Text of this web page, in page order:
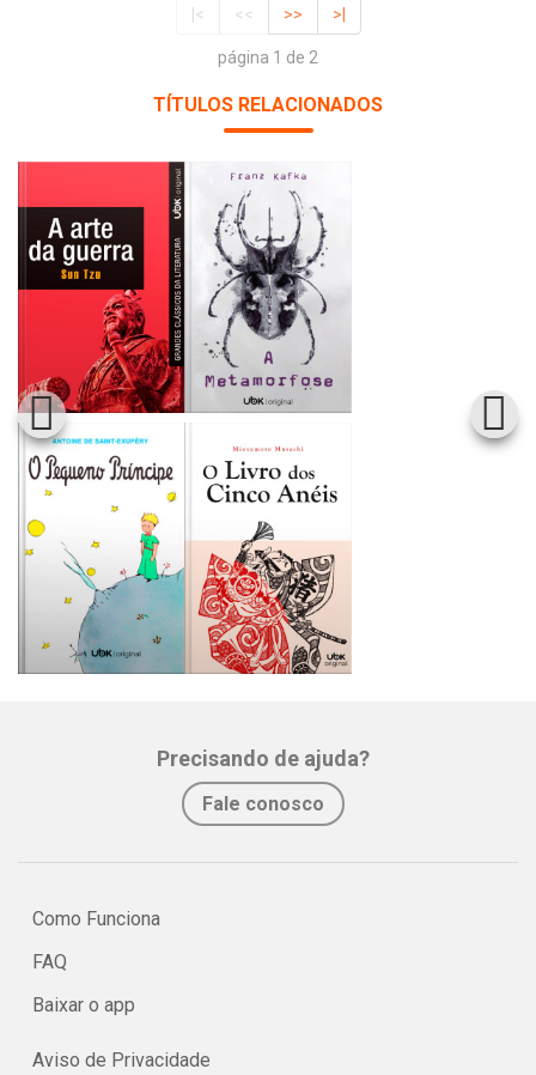
|< << >> >|
página 1 de 2
TÍTULOS RELACIONADOS
Precisando de ajuda?
Fale conosco
Como Funciona
FAQ
Baixar o app
Aviso de Privacidade